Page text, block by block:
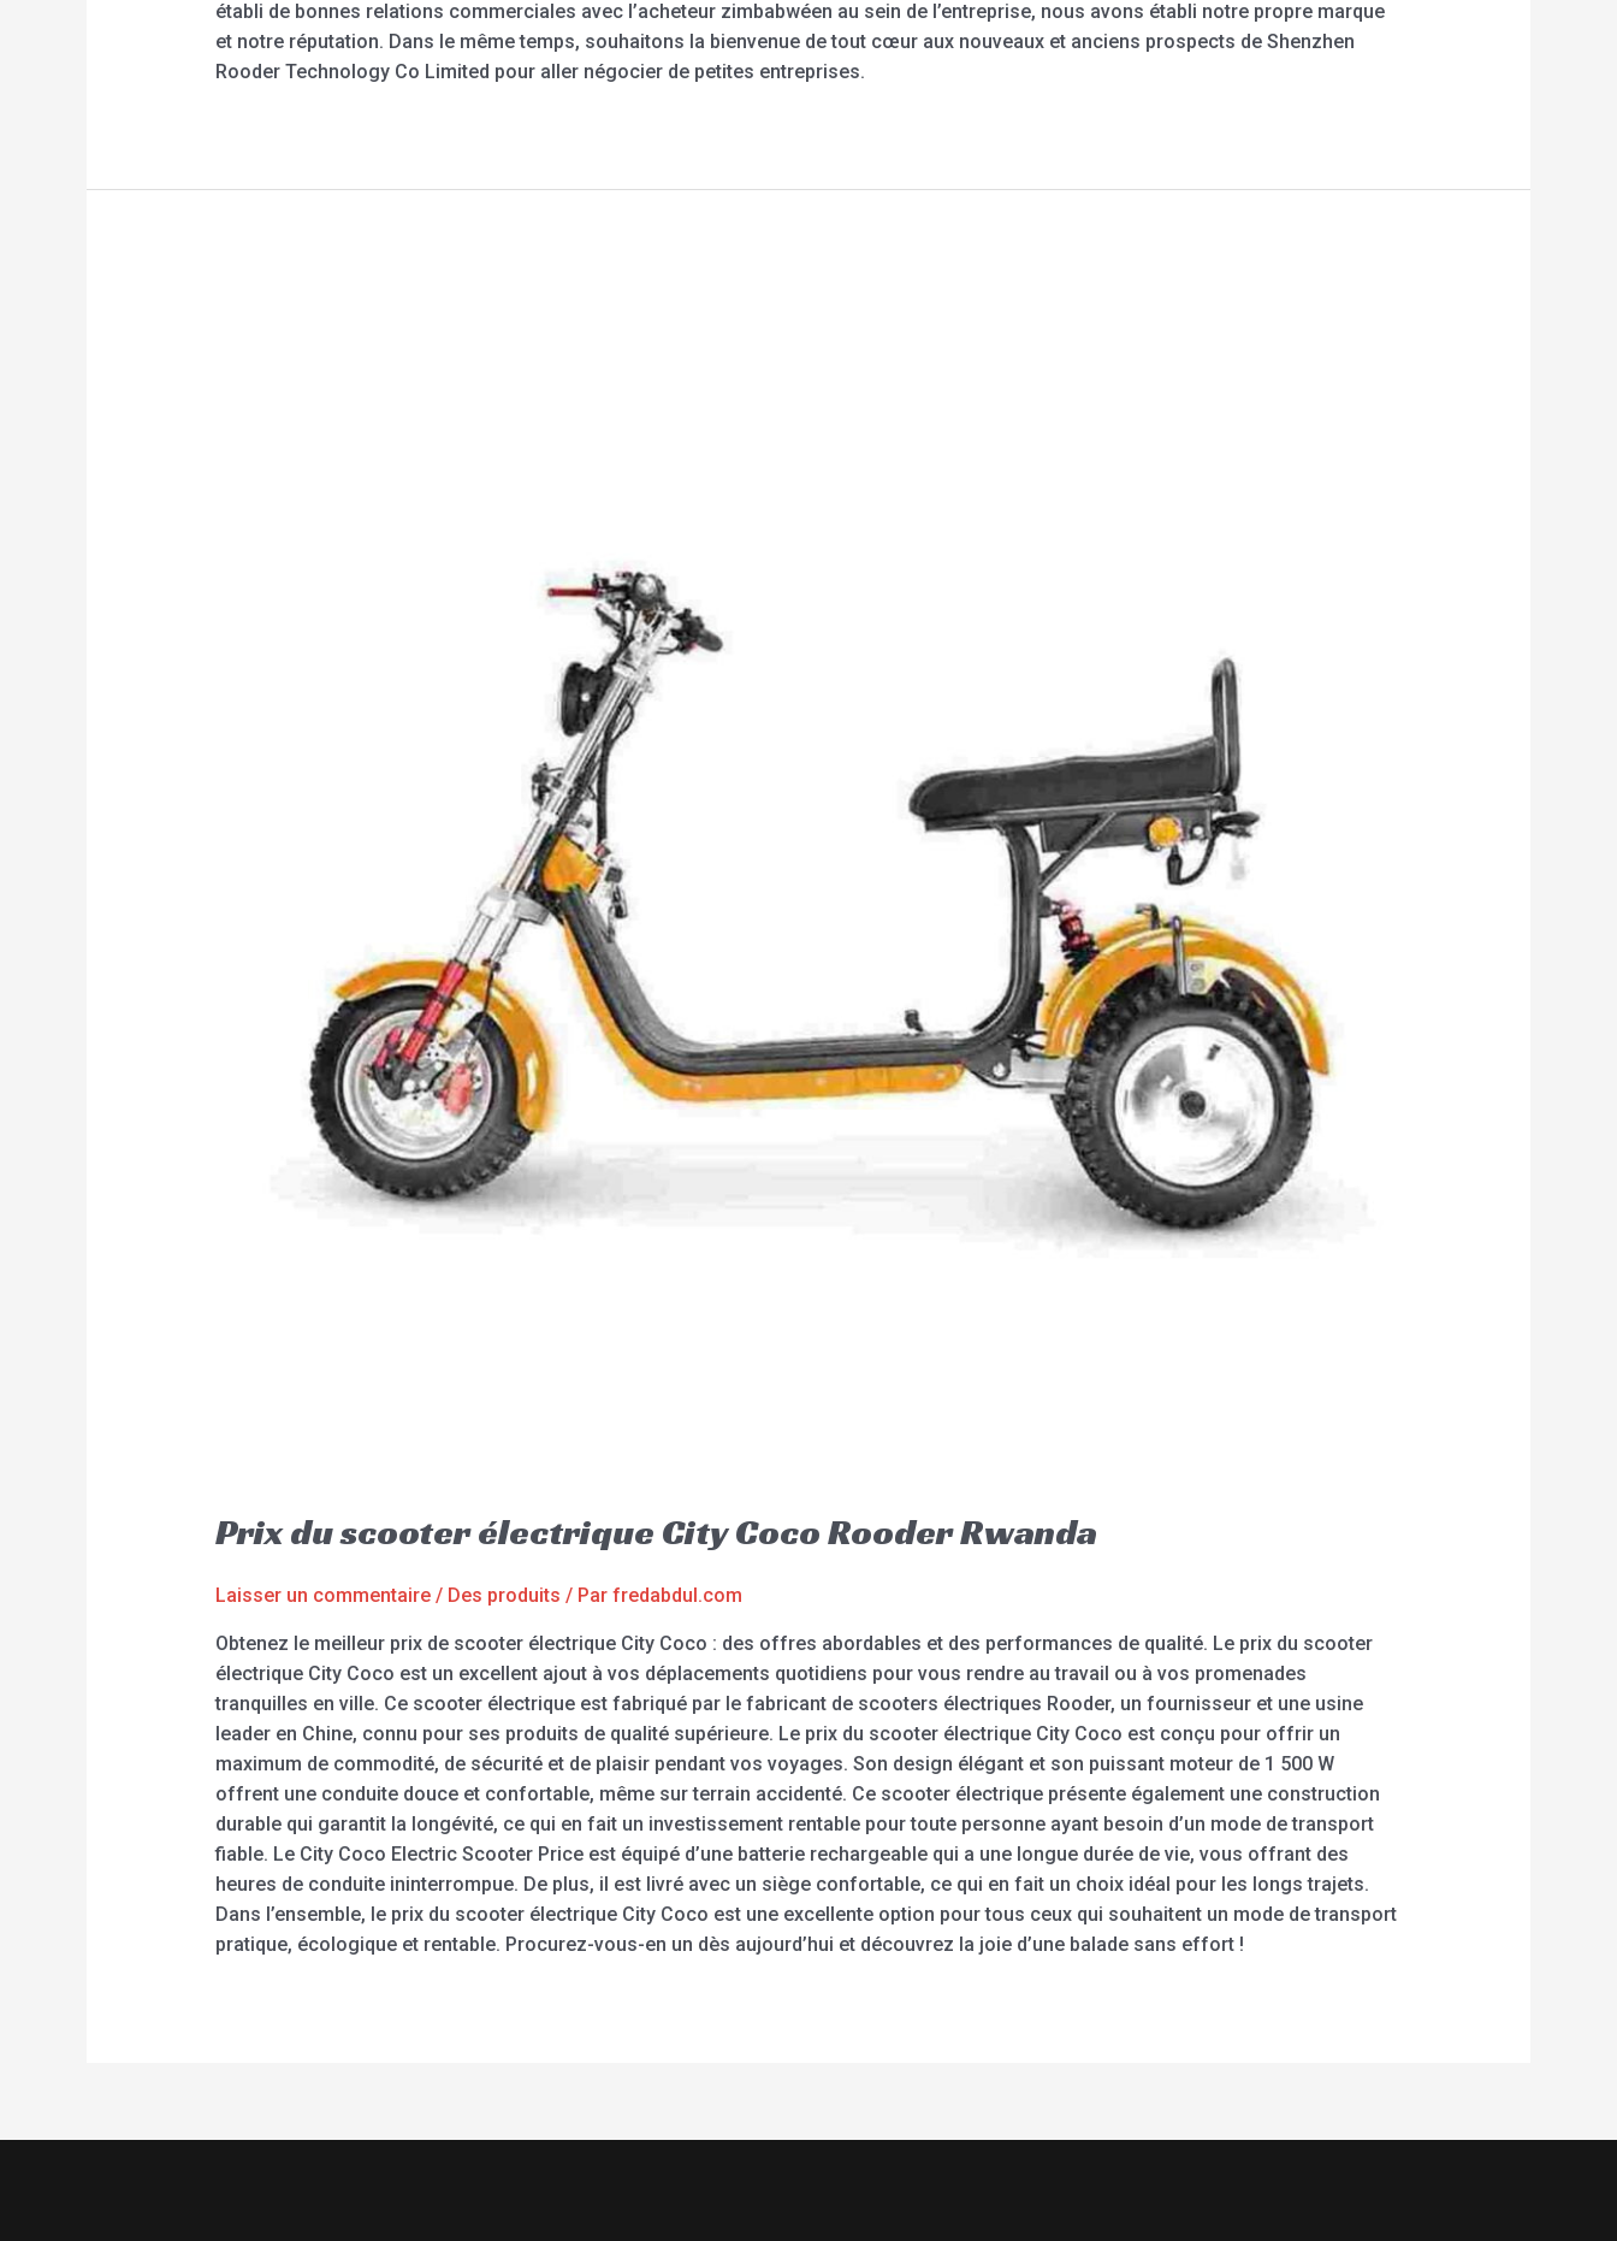
établi de bonnes relations commerciales avec l’acheteur zimbabwéen au sein de l’entreprise, nous avons établi notre propre marque
et notre réputation. Dans le même temps, souhaitons la bienvenue de tout cœur aux nouveaux et anciens prospects de Shenzhen
Rooder Technology Co Limited pour aller négocier de petites entreprises.
Prix du scooter électrique City Coco Rooder Rwanda
Laisser un commentaire / Des produits / Par fredabdul.com
Obtenez le meilleur prix de scooter électrique City Coco : des offres abordables et des performances de qualité. Le prix du scooter
électrique City Coco est un excellent ajout à vos déplacements quotidiens pour vous rendre au travail ou à vos promenades
tranquilles en ville. Ce scooter électrique est fabriqué par le fabricant de scooters électriques Rooder, un fournisseur et une usine
leader en Chine, connu pour ses produits de qualité supérieure. Le prix du scooter électrique City Coco est conçu pour offrir un
maximum de commodité, de sécurité et de plaisir pendant vos voyages. Son design élégant et son puissant moteur de 1 500 W
offrent une conduite douce et confortable, même sur terrain accidenté. Ce scooter électrique présente également une construction
durable qui garantit la longévité, ce qui en fait un investissement rentable pour toute personne ayant besoin d’un mode de transport
fiable. Le City Coco Electric Scooter Price est équipé d’une batterie rechargeable qui a une longue durée de vie, vous offrant des
heures de conduite ininterrompue. De plus, il est livré avec un siège confortable, ce qui en fait un choix idéal pour les longs trajets.
Dans l’ensemble, le prix du scooter électrique City Coco est une excellente option pour tous ceux qui souhaitent un mode de transport
pratique, écologique et rentable. Procurez-vous-en un dès aujourd’hui et découvrez la joie d’une balade sans effort !